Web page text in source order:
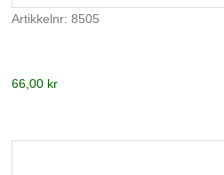
Artikkelnr: 8505
66,00 kr